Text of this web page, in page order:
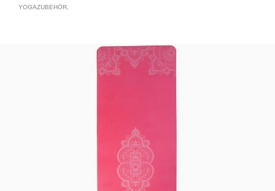
YOGAZUBEHÖR